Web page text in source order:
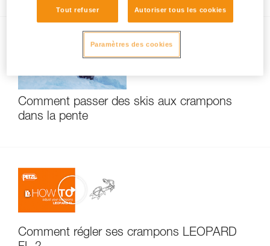
Comment passer des skis aux crampons
dans la pente
Comment régler ses crampons LEOPARD
Tout refuser Autoriser tous les cookies
Paramètres des cookies